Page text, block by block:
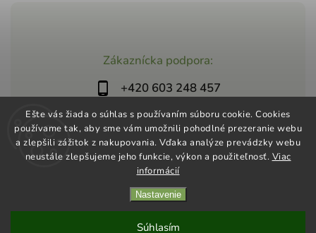
Ešte vás žiada o súhlas s používaním súboru cookie. Cookies
používame tak, aby sme vám umožnili pohodlné prezeranie webu
a zlepšili zážitok z nakupovania. Vďaka analýze prevádzky webu
neustále zlepšujeme jeho funkcie, výkon a použiteľnosť. Viac
informácií
Nastavenie
Súhlasím
Zákaznícka podpora:
+420 603 248 457
info@jeztomarket.cz
Shoptet | Design